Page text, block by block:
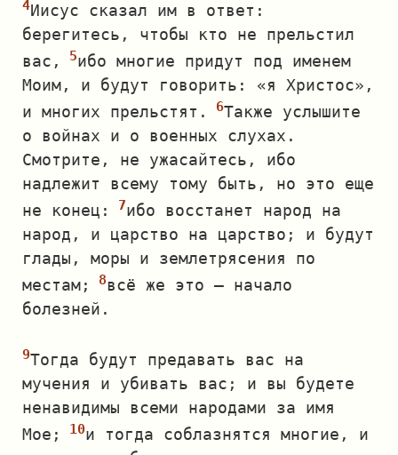
Иисус сказал им в ответ:
берегитесь, чтобы кто не прельстил
вас,
ибо многие придут под именем
Моим, и будут говорить: «я Христос»,
и многих прельстят.
Также услышите
о войнах и о военных слухах.
Смотрите, не ужасайтесь, ибо
надлежит всему тому быть, но это еще
не конец:
ибо восстанет народ на
народ, и царство на царство; и будут
глады, моры и землетрясения по
местам;
всё же это — начало
болезней.
Тогда будут предавать вас на
мучения и убивать вас; и вы будете
ненавидимы всеми народами за имя
Мое;
и тогда соблазнятся многие, и